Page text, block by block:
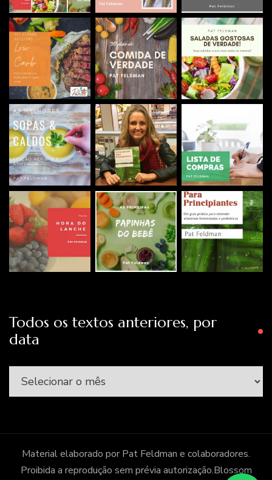
Todos os textos anteriores, por
data
Todos
por
data
Material elaborado por Pat Feldman e colaboradores.
Proibida a reprodução sem prévia autorização.Blossom